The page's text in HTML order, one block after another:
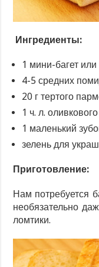
Ингредиенты:
1 мини-багет
4-5 средних
20 г тертого
1 ч. л.
1 маленький
зелень для
Приготовление:
Нам потребуется
необязательно
ломтики.